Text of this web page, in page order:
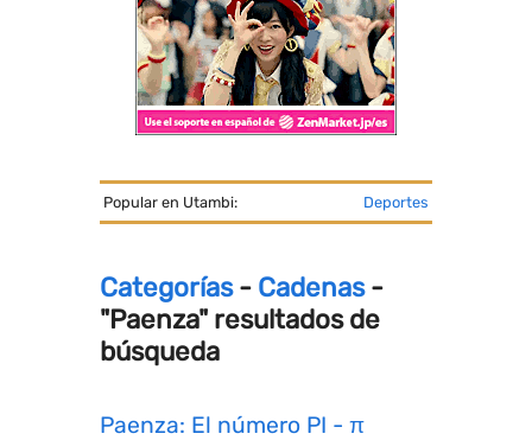
Popular en Utambi: Deportes
Categorías- Cadenas-
"Paenza" resultados de
búsqueda
Paenza: El número PI - π